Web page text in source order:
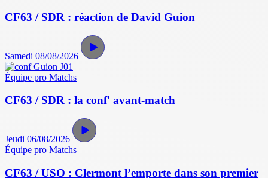
CF63 / SDR : réaction de David Guion
Samedi 08/08/2026
Équipe pro Matchs
CF63 / SDR : la conf' avant-match
Jeudi 06/08/2026
Équipe pro Matchs
CF63 / USO : Clermont l’emporte dans son premier